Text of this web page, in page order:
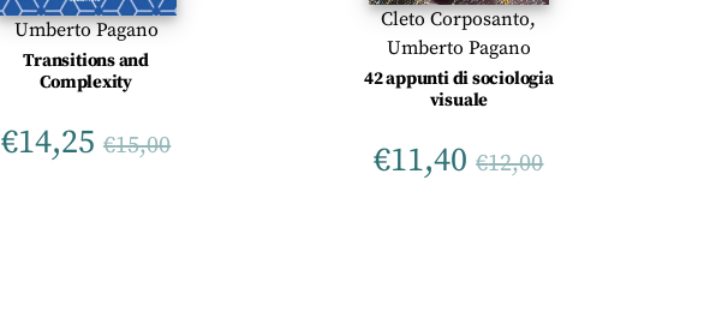
Umberto Pagano
Transitions and
Complexity
€14,25 €15,00
Cleto Corposanto,
Umberto Pagano
42 appunti di sociologia
visuale
€11,40 €12,00